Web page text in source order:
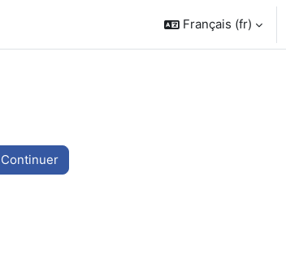
Français ‎(fr)‎
Continuer